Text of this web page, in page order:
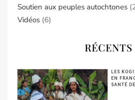
Soutien aux peuples autochtones
Vidéos (6)
RÉCENTS
LES
EN
SANTÉ